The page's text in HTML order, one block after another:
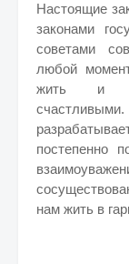
Настоящие
законами
советами
любой
жить и
постепенно
нам жить в